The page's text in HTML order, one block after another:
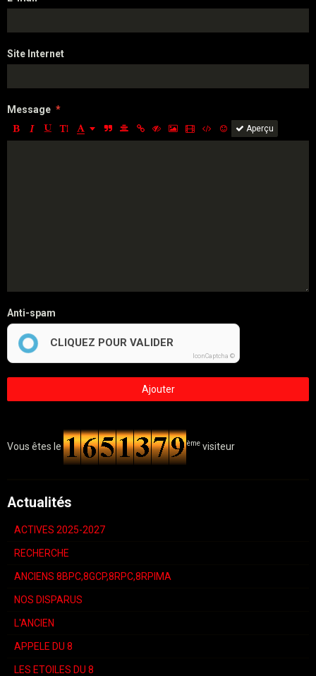
Site Internet
Message
Aperçu
Anti-spam
CLIQUEZ POUR VALIDER
IconCaptcha ©
Ajouter
Vous êtes le ème visiteur
Actualités
ACTIVES 2025-2027
RECHERCHE
ANCIENS 8BPC,8GCP,8RPC,8RPIMA
NOS DISPARUS
L'ANCIEN
APPELE DU 8
LES ETOILES DU 8